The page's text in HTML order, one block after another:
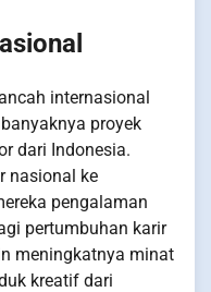
internasional
proyek
dari Indonesia.
nasional ke
pengalaman
pertumbuhan karir
meningkatnya minat
kreatif dari